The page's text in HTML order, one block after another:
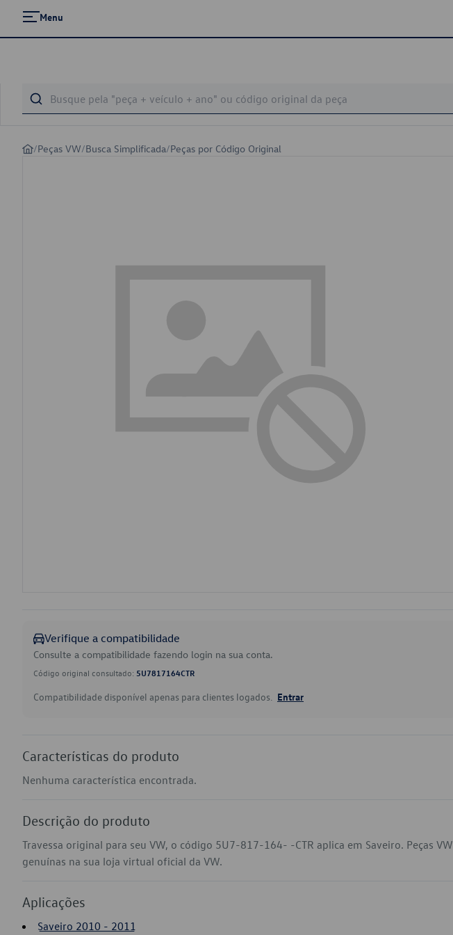
Menu
/Peças VW/Busca Simplificada/Peças por Código Original
Verifique a compatibilidade
Consulte a compatibilidade fazendo login na sua conta.
Código original consultado: 5U7817164CTR
Compatibilidade disponível apenas para clientes logados. Entrar
Características do produto
Nenhuma característica encontrada.
Descrição do produto
Travessa original para seu VW, o código 5U7-817-164- -CTR aplica em Saveiro. Peças VW
genuínas na sua loja virtual oficial da VW.
Aplicações
Saveiro 2010 - 2011